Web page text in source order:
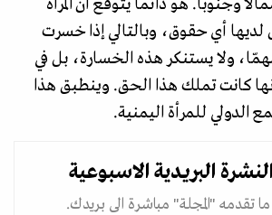
وجنوبا. هو دائما يتوقع أن المرأة
أي حقوق، وبالتالي إذا خسرت
ولا يستنكر هذه الخسارة، بل في
كانت تملك هذا الحق. وينطبق هذا
الدولي للمرأة اليمنية.
النشرة البريدية الاسبوعية
"المجلة" مباشرة الى بريدك.